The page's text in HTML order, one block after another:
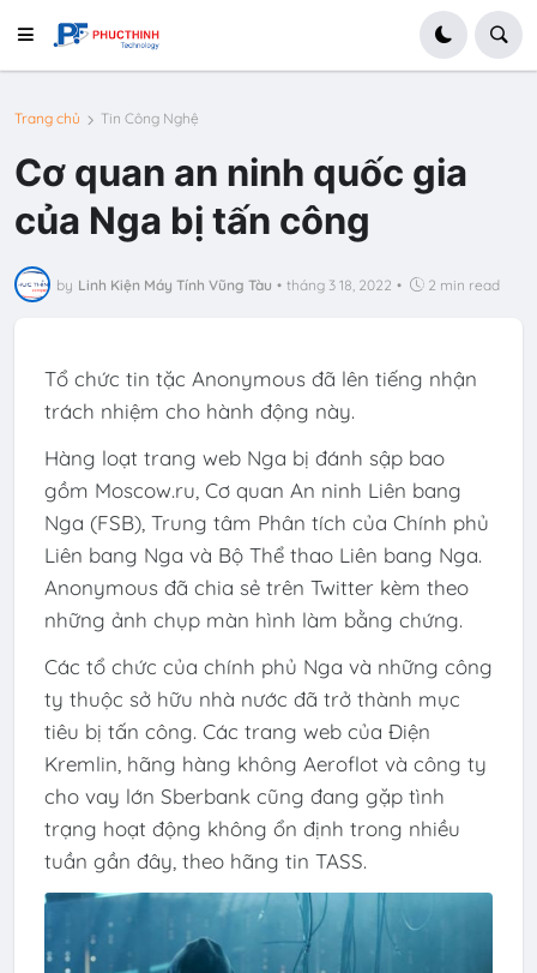
Trang chủ Tin Công Nghệ
Cơ quan an ninh quốc gia
của Nga bị tấn công
by Linh Kiện Máy Tính Vũng Tàu • tháng 3 18, 2022 • 2 min read
Tổ chức tin tặc Anonymous đã lên tiếng nhận
trách nhiệm cho hành động này.
Hàng loạt trang web Nga bị đánh sập bao
gồm Moscow.ru, Cơ quan An ninh Liên bang
Nga (FSB), Trung tâm Phân tích của Chính phủ
Liên bang Nga và Bộ Thể thao Liên bang Nga.
Anonymous đã chia sẻ trên Twitter kèm theo
những ảnh chụp màn hình làm bằng chứng.
Các tổ chức của chính phủ Nga và những công
ty thuộc sở hữu nhà nước đã trở thành mục
tiêu bị tấn công. Các trang web của Điện
Kremlin, hãng hàng không Aeroflot và công ty
cho vay lớn Sberbank cũng đang gặp tình
trạng hoạt động không ổn định trong nhiều
tuần gần đây, theo hãng tin TASS.